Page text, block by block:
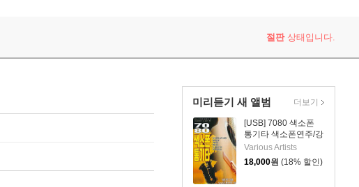
절판상태입니다.
미리듣기 새 앨범
[USB] 7080 색소폰
통기타 색소폰연주/강
승용
Various Artists
18,000원 (18% 할인)
더보기